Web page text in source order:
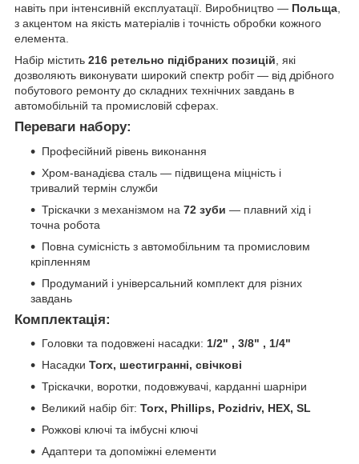
навіть при інтенсивній експлуатації. Виробництво — Польща
з акцентом на якість матеріалів і точність обробки кожного
елемента.
Набір містить 216 ретельно підібраних позицій , які
дозволяють виконувати широкий спектр робіт — від дрібного
побутового ремонту до складних технічних завдань в
автомобільній та промисловій сферах.
Переваги набору:
Професійний рівень виконання
Хром-ванадієва сталь — підвищена міцність і
тривалий термін служби
Тріскачки з механізмом на 72 зуби — плавний хід і
точна робота
Повна сумісність з автомобільним та промисловим
кріпленням
Продуманий і універсальний комплект для різних
завдань
Комплектація:
Головки та подовжені насадки: 1/2" , 3/8" , 1/4"
Насадки Torx, шестигранні, свічкові
Тріскачки, воротки, подовжувачі, карданні шарніри
Великий набір біт: Torx, Phillips, Pozidriv, HEX, SL
Рожкові ключі та імбусні ключі
Адаптери та допоміжні елементи